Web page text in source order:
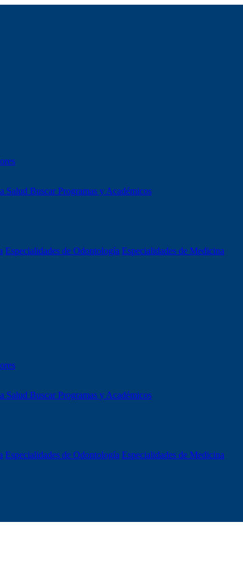
Salud Buscar Programas y Académicos
Especialidades de Odontología Especialidades de Medicina
Salud Buscar Programas y Académicos
Especialidades de Odontología Especialidades de Medicina